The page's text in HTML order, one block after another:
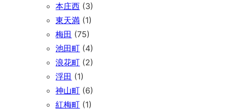
本庄西 (3)
東天満 (1)
梅田 (75)
池田町 (4)
浪花町 (2)
浮田 (1)
神山町 (6)
紅梅町 (1)